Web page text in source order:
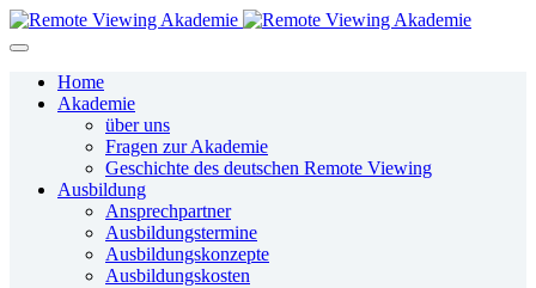
Home
Akademie
über uns
Fragen zur Akademie
Geschichte des deutschen Remote Viewing
Ausbildung
Ansprechpartner
Ausbildungstermine
Ausbildungskonzepte
Ausbildungskosten